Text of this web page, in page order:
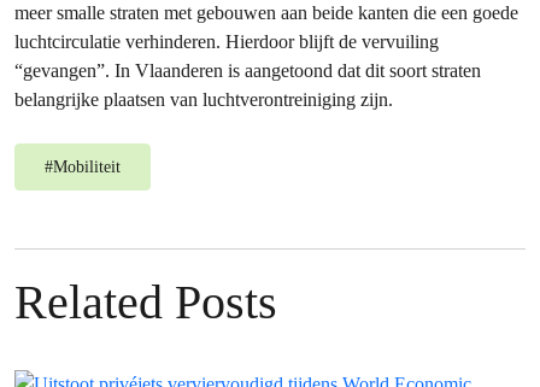
meer smalle straten met gebouwen aan beide kanten die een goede
luchtcirculatie verhinderen. Hierdoor blijft de vervuiling
“gevangen”. In Vlaanderen is aangetoond dat dit soort straten
belangrijke plaatsen van luchtverontreiniging zijn.
#Mobiliteit
Related Posts